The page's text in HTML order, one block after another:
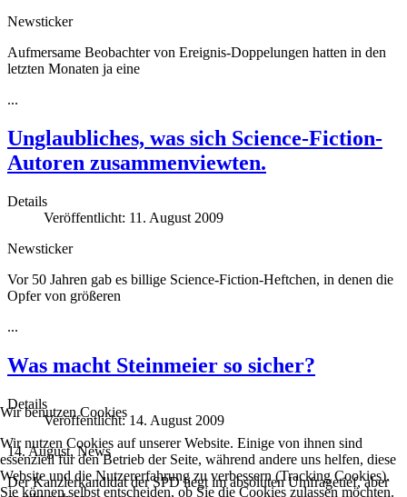
Newsticker
Aufmersame Beobachter von Ereignis-Doppelungen hatten in den
letzten Monaten ja eine
...
Unglaubliches, was sich Science-Fiction-
Autoren zusammenviewten.
Details
Veröffentlicht: 11. August 2009
Newsticker
Vor 50 Jahren gab es billige Science-Fiction-Heftchen, in denen die
Opfer von größeren
...
Was macht Steinmeier so sicher?
Details
Veröffentlicht: 14. August 2009
14. August, News
Der Kanzlerkandidat der SPD liegt im absoluten Umfragetief, aber
Wir benutzen Cookies
Wir nutzen Cookies auf unserer Website. Einige von ihnen sind
essenziell für den Betrieb der Seite, während andere uns helfen, diese
Website und die Nutzererfahrung zu verbessern (Tracking Cookies).
Sie können selbst entscheiden, ob Sie die Cookies zulassen möchten.